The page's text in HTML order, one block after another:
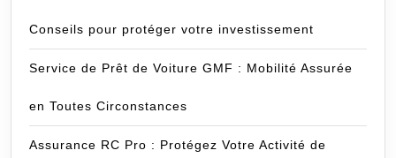
Conseils pour protéger votre investissement
Service de Prêt de Voiture GMF : Mobilité Assurée
en Toutes Circonstances
Assurance RC Pro : Protégez Votre Activité de